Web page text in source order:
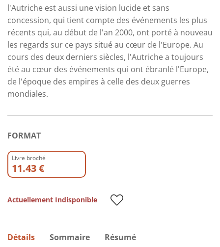
l'Autriche est aussi une vision lucide et sans
concession, qui tient compte des événements les plus
récents qui, au début de l'an 2000, ont porté à nouveau
les regards sur ce pays situé au cœur de l'Europe. Au
cours des deux derniers siècles, l'Autriche a toujours
été au cœur des événements qui ont ébranlé l'Europe,
de l'époque des empires à celle des deux guerres
mondiales.
FORMAT
Livre broché
11.43 €
Actuellement Indisponible
Détails Sommaire Résumé